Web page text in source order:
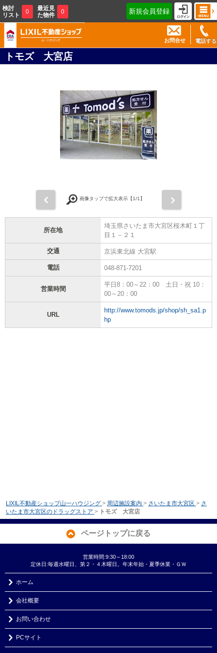
検討
リスト
0
最近見
た物件
0 新規会員登録
電話する
お問合せ
トモズ 大宮店
画像タップで拡大表示【1/1】
所在地
埼玉県さいたま市大宮区桜木町１丁
目１－２１
交通 京浜東北線 大宮駅
電話 048-871-7201
営業時間
平日8：00～22：00 土日・祝 10：
00～20：00
URL
http://www.tomods.jp/shop/sh_sa1.p
hp
LIXIL不動産ショップ山一ハウジング > 周辺施設案内 > さいたま市大宮区 > さ
いたま市大宮区のドラッグストア > トモズ 大宮店
ページトップに戻る
営業時間:9:30～18:00
定休日:毎週水曜日、第２・４木曜日。年末年始・夏季休業・ＧＷ
ホーム
会社概要
お問い合わせ
PCサイト